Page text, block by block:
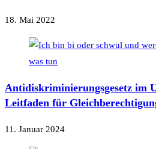
18. Mai 2022
Antidiskriminierungsgesetz im
Leitfaden für
11. Januar 2024